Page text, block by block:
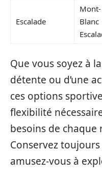
Escalade
Mont-
Blanc
Que vous soyez à
détente ou d’une
ces options
flexibilité
besoins de
Conservez
amusez-vous à